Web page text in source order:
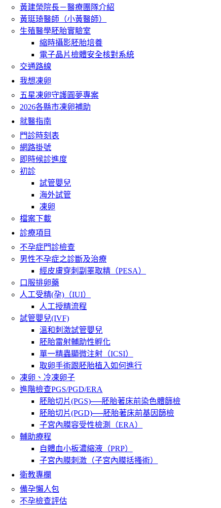
黃建榮院長－醫療團隊介紹
黃珽琦醫師（小黃醫師）
生殖醫學胚胎實驗室
縮時攝影胚胎培養
電子晶片檢體安全核對系統
交通路線
我想凍卵
五星凍卵守護圓夢專案
2026各縣市凍卵補助
就醫指南
門診時刻表
網路掛號
即時候診進度
初診
試管嬰兒
海外試管
凍卵
檔案下載
診療項目
不孕症門診檢查
男性不孕症之診斷及治療
經皮膚穿刺副睪取精（PESA）
口服排卵藥
人工受精(孕)（IUI）
人工授精流程
試管嬰兒(IVF)
溫和刺激試管嬰兒
胚胎雷射輔助性孵化
單一精蟲顯微注射（ICSI）
取卵手術跟胚胎植入如何進行
凍卵、冷凍卵子
進階檢查PGS/PGD/ERA
胚胎切片(PGS)──胚胎著床前染色體篩檢
胚胎切片(PGD)──胚胎著床前基因篩檢
子宮內膜容受性檢測（ERA）
輔助療程
自體血小板濃縮液（PRP）
子宮內膜刺激（子宮內膜括搔術）
衛教專欄
備孕懶人包
不孕檢查評估